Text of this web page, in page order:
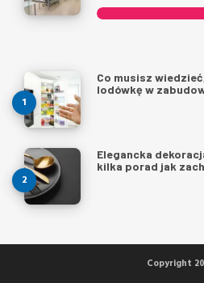
Co musisz
lodówkę w
Elegancka
kilka porad jak
Copyright